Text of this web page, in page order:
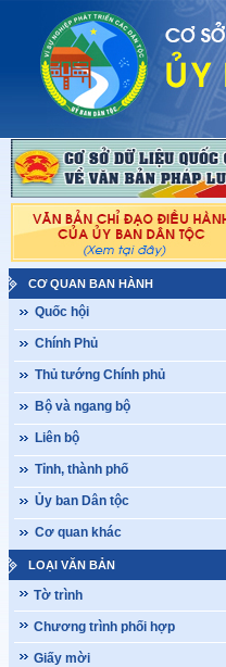
CƠ QUAN BAN HÀNH
Quốc hội
Chính Phủ
Thủ tướng Chính phủ
Bộ và ngang bộ
Liên bộ
Tỉnh, thành phố
Ủy ban Dân tộc
Cơ quan khác
LOẠI VĂN BẢN
Tờ trình
Chương trình phối hợp
Giấy mời